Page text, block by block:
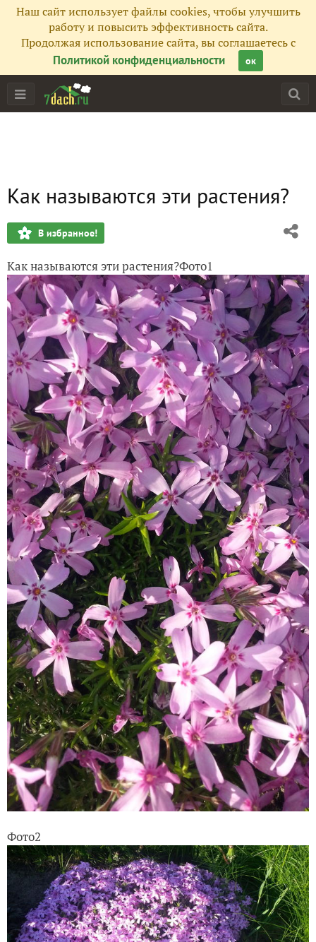
Наш сайт использует файлы cookies, чтобы улучшить
работу и повысить эффективность сайта.
Продолжая использование сайта, вы соглашаетесь с
Политикой конфиденциальности
ок
Как называются эти растения?
В избранное!
Как называются эти растения?Фото1
Фото2